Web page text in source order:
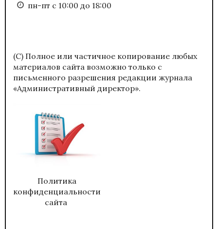
пн-пт с 10:00 до 18:00
(С) Полное или частичное копирование любых
материалов сайта возможно только с
письменного разрешения редакции журнала
«Административный директор».
Политика
конфиденциальности
сайта